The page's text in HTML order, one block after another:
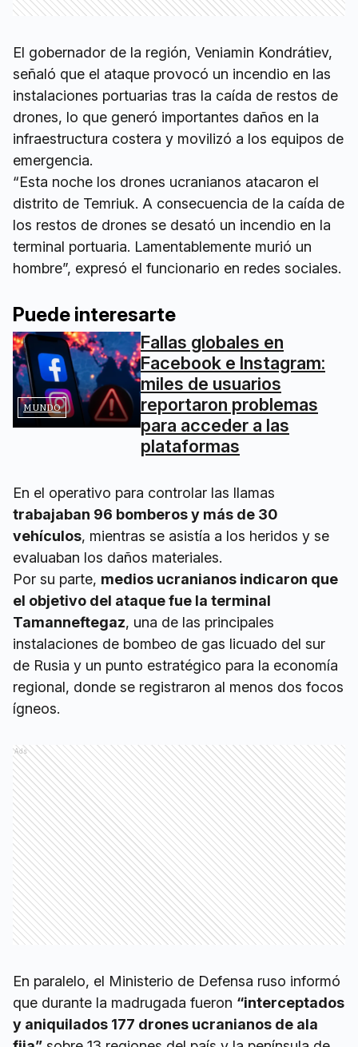
El gobernador de la región, Veniamin Kondrátiev,
señaló que el ataque provocó un incendio en las
instalaciones portuarias tras la caída de restos de
drones, lo que generó importantes daños en la
infraestructura costera y movilizó a los equipos de
emergencia.
“Esta noche los drones ucranianos atacaron el
distrito de Temriuk. A consecuencia de la caída de
los restos de drones se desató un incendio en la
terminal portuaria. Lamentablemente murió un
hombre”, expresó el funcionario en redes sociales.
Puede interesarte
MUNDO
Fallas globales en
Facebook e Instagram:
miles de usuarios
reportaron problemas
para acceder a las
plataformas
En el operativo para controlar las llamas
trabajaban 96 bomberos y más de 30
vehículos, mientras se asistía a los heridos y se
evaluaban los daños materiales.
Por su parte, medios ucranianos indicaron que
el objetivo del ataque fue la terminal
Tamanneftegaz, una de las principales
instalaciones de bombeo de gas licuado del sur
de Rusia y un punto estratégico para la economía
regional, donde se registraron al menos dos focos
ígneos.
Ads
En paralelo, el Ministerio de Defensa ruso informó
que durante la madrugada fueron “interceptados
y aniquilados 177 drones ucranianos de ala